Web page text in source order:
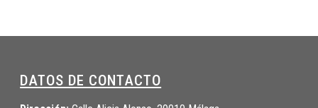
DATOS DE CONTACTO